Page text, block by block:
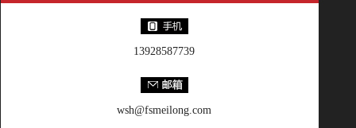
13928587739
wsh@fsmeilong.com